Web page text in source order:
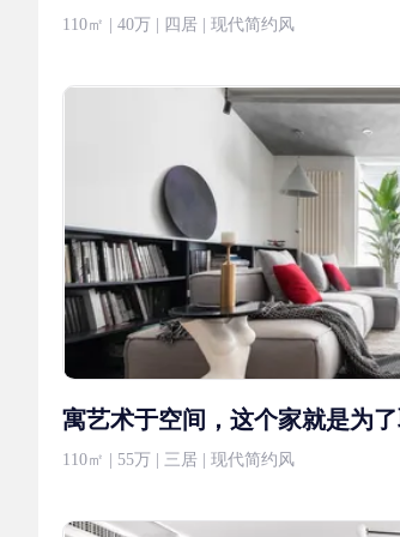
110㎡ | 40万 | 四居 | 现代简约风
寓艺术于空间，这个家就是为
110㎡ | 55万 | 三居 | 现代简约风